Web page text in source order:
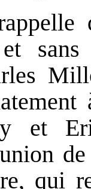
et
qui